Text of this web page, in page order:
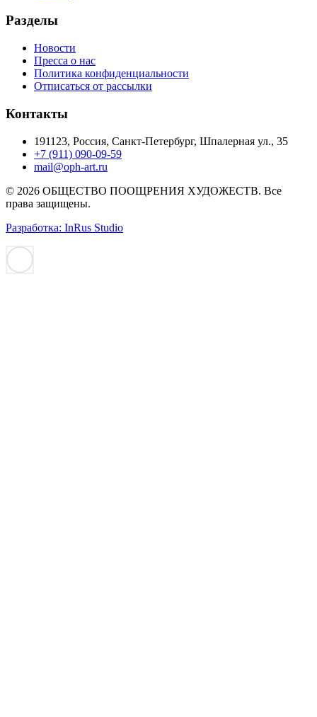
Разделы
Новости
Пресса о нас
Политика конфиденциальности
Отписаться от рассылки
Контакты
191123, Россия, Санкт-Петербург, Шпалерная ул., 35
+7 (911) 090-09-59
mail@oph-art.ru
© 2026 ОБЩЕСТВО ПООЩРЕНИЯ ХУДОЖЕСТВ. Все
права защищены.
Разработка: InRus Studio